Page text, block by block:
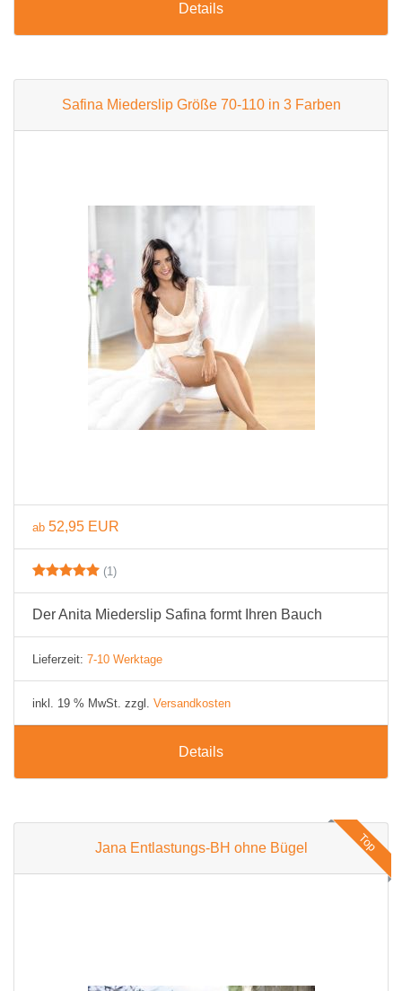
Details
Safina Miederslip Größe 70-110 in 3 Farben
ab 52,95 EUR
(1)
Der Anita Miederslip Safina formt Ihren Bauch
Lieferzeit: 7-10 Werktage
inkl. 19 % MwSt. zzgl. Versandkosten
Details
Top
Jana Entlastungs-BH ohne Bügel